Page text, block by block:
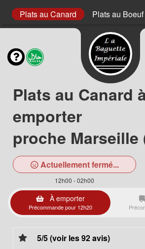
Plats au Canard Plats au Boeuf
Plats au Canard
emporter
proche Marseille
Actuellement fermé...
12h00 - 02h00
À emporter
Précommande pour 12h20
5/5 (voir les 92 avis)